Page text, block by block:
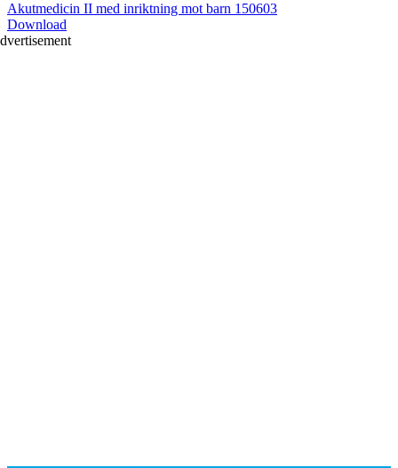
Akutmedicin II med inriktning mot barn 150603
Download